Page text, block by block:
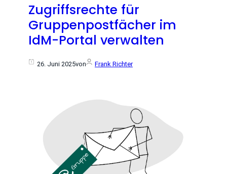
Zugriffsrechte für
Gruppenpostfächer im
IdM-Portal verwalten
26. Juni 2025von Frank Richter